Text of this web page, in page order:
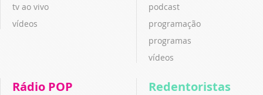
tv ao vivo
vídeos
podcast
programação
programas
vídeos
Rádio POP Redentoristas